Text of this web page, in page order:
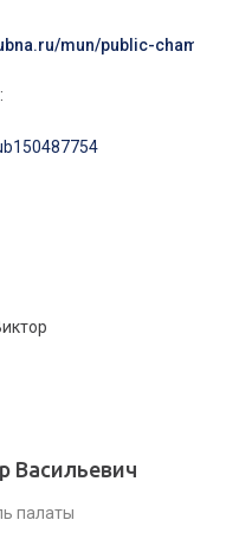
mun/public-chamber
Васильевич
палаты